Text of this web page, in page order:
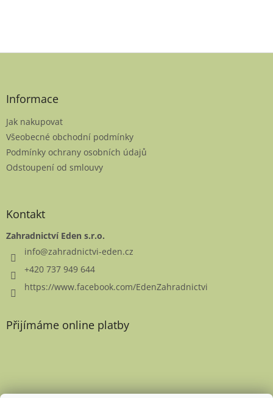
Z
Informace
Jak nakupovat
Všeobecné obchodní podmínky
Podmínky ochrany osobních údajů
Odstoupení od smlouvy
Kontakt
Zahradnictví Eden s.r.o.
info@zahradnictvi-eden.cz
+420 737 949 644
https://www.facebook.com/EdenZahradnictvi
Přijímáme online platby